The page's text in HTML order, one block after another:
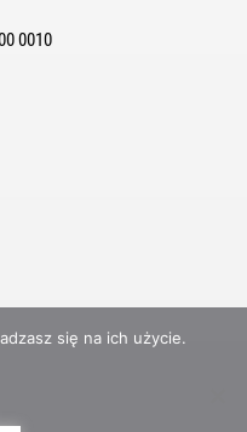
0010
się na ich użycie.